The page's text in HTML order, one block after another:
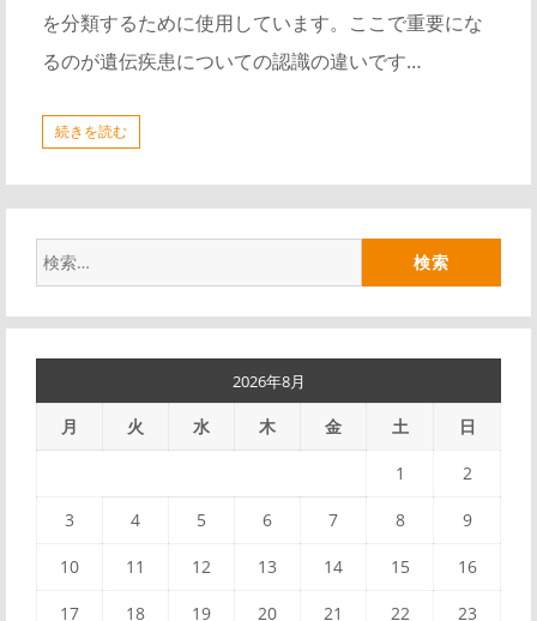
を分類するために使用しています。ここで重要にな
るのが遺伝疾患についての認識の違いです…
続きを読む
索:
2026年8月
月 火 水 木 金 土 日
1 2
3 4 5 6 7 8 9
10 11 12 13 14 15 16
17 18 19 20 21 22 23